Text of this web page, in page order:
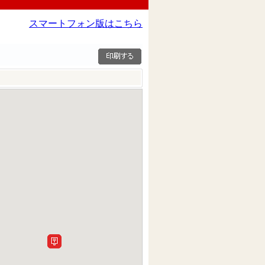
スマートフォン版はこちら